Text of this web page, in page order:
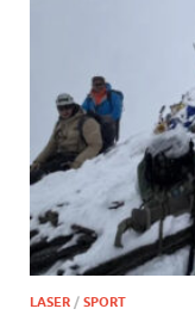
LASER / SPORT